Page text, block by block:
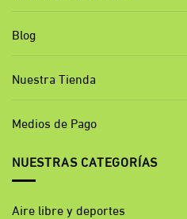
Blog
Nuestra Tienda
Medios de Pago
NUESTRAS CATEGORÍAS
Aire libre y deportes